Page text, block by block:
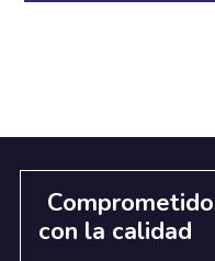
con la calidad